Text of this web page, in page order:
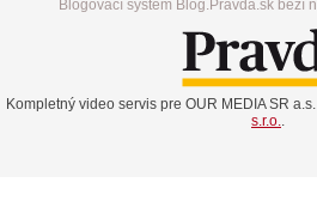
Blogovací systém Blog.Pravda.sk beží
Kompletný video servis pre OUR MEDIA SR
s.r.o.